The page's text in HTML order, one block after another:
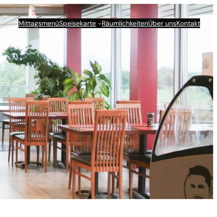
MittagsmenüSpeisekarte RäumlichkeitenÜber unsKontakt